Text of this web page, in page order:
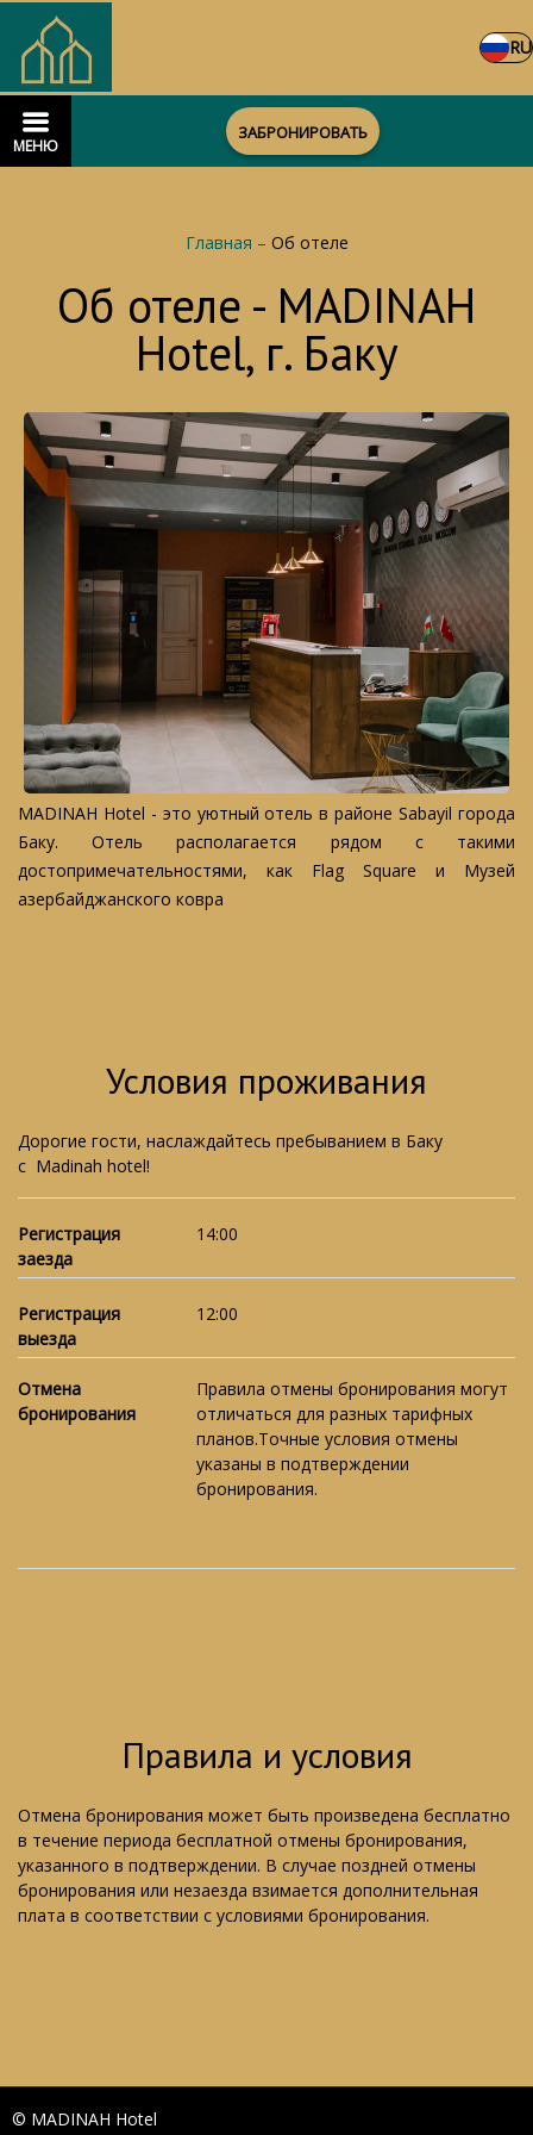
RU
МЕНЮ
ЗАБРОНИРОВАТЬ
Главная – Об отеле
Об отеле - MADINAH
Hotel, г. Баку
MADINAH Hotel - это уютный отель в районе Sabayil города
Баку. Отель располагается рядом с такими
достопримечательностями, как Flag Square и Музей
азербайджанского ковра
Условия проживания
Дорогие гости, наслаждайтесь пребыванием в Баку
с Madinah hotel!
Регистрация
заезда
14:00
Регистрация
выезда
12:00
Отмена
бронирования
Правила отмены бронирования могут
отличаться для разных тарифных
планов.Точные условия отмены
указаны в подтверждении
бронирования.
Правила и условия
Отмена бронирования может быть произведена бесплатно
в течение периода бесплатной отмены бронирования,
указанного в подтверждении. В случае поздней отмены
бронирования или незаезда взимается дополнительная
плата в соответствии с условиями бронирования.
© MADINAH Hotel